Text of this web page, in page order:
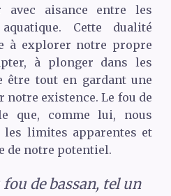
avec aisance entre les
Cette dualité
à explorer notre propre
à plonger dans les
être tout en gardant une
notre existence. Le fou de
que, comme lui, nous
les limites apparentes et
de notre potentiel.
de bassan, tel un